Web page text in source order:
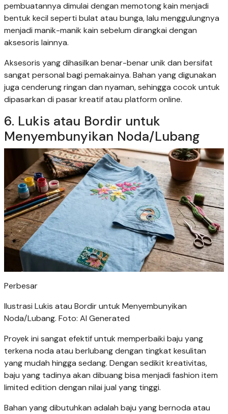
pembuatannya dimulai dengan memotong kain menjadi
bentuk kecil seperti bulat atau bunga, lalu menggulungnya
menjadi manik-manik kain sebelum dirangkai dengan
aksesoris lainnya.
Aksesoris yang dihasilkan benar-benar unik dan bersifat
sangat personal bagi pemakainya. Bahan yang digunakan
juga cenderung ringan dan nyaman, sehingga cocok untuk
dipasarkan di pasar kreatif atau platform online.
6. Lukis atau Bordir untuk
Menyembunyikan Noda/Lubang
Perbesar
Ilustrasi Lukis atau Bordir untuk Menyembunyikan
Noda/Lubang. Foto: AI Generated
Proyek ini sangat efektif untuk memperbaiki baju yang
terkena noda atau berlubang dengan tingkat kesulitan
yang mudah hingga sedang. Dengan sedikit kreativitas,
baju yang tadinya akan dibuang bisa menjadi fashion item
limited edition dengan nilai jual yang tinggi.
Bahan yang dibutuhkan adalah baju yang bernoda atau